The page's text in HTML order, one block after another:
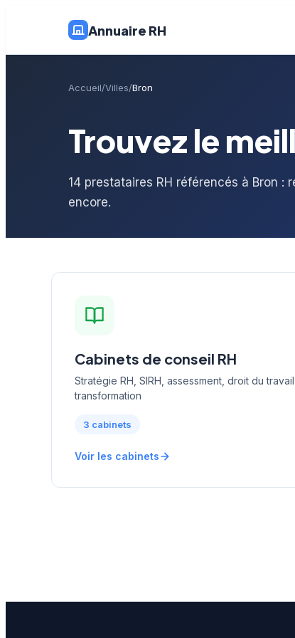
Annuaire RH
Accueil Villes Bron
Trouvez le
14 prestataires RH référencés à Bron :
encore.
Cabinets de conseil RH
Stratégie RH, SIRH, assessment, droit du travail,
transformation
3 cabinets
Voir les cabinets